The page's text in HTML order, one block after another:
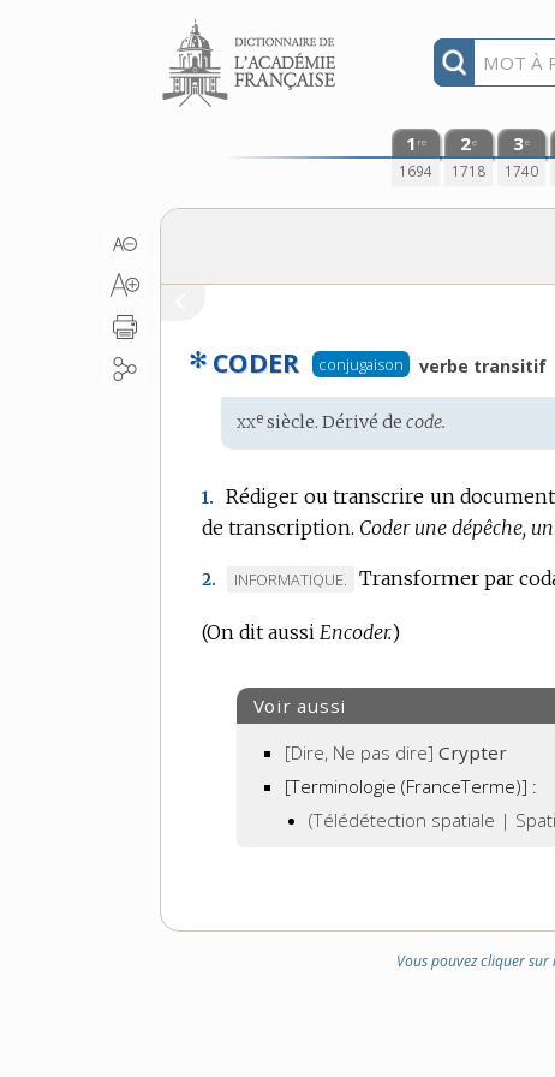
Aller au contenu
1 re
1694
2e
1718
3e
1740
✻ CODER conjugaison verbe transitif
Étymologie
:
xxe siècle. Dérivé decode.
1.
Rédiger ou transcrire un
de transcription. Coder une dépêche,
2.
MARQUE
DOMAINE
INFORMATIQUE. Transformer par
(On dit aussi Encoder.)
Voir aussi
[Dire, Ne pas dire]Crypter
[Terminologie (FranceTerme)] :
(Télédétection spatiale |
Vous pouvez cliquer